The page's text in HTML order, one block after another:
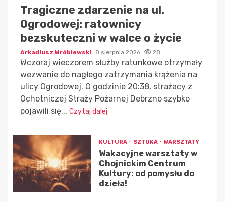
Tragiczne zdarzenie na ul.
Ogrodowej: ratownicy
bezskuteczni w walce o życie
Arkadiusz Wróblewski 8 sierpnia 2026 28
Wczoraj wieczorem służby ratunkowe otrzymały
wezwanie do nagłego zatrzymania krążenia na
ulicy Ogrodowej. O godzinie 20:38, strażacy z
Ochotniczej Straży Pożarnej Debrzno szybko
pojawili się... Czytaj dalej
KULTURA SZTUKA WARSZTATY
Wakacyjne warsztaty w
Chojnickim Centrum
Kultury: od pomysłu do
dzieła!